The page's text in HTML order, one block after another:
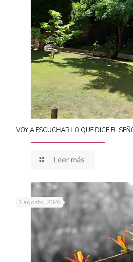
VOY A ESCUCHAR LO QUE DICE EL
Leer más
1 agosto, 2026